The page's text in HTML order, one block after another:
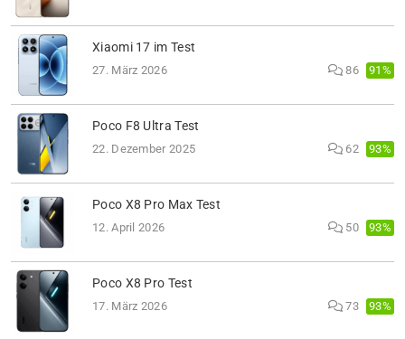
Xiaomi 17 im Test
27. März 2026 86 91%
Poco F8 Ultra Test
22. Dezember 2025 62 93%
Poco X8 Pro Max Test
12. April 2026 50 93%
Poco X8 Pro Test
17. März 2026 73 93%